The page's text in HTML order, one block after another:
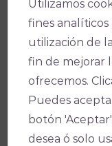
Utilizamos
fines
utilización de
fin de mejorar
ofrecemos.
Puedes
botón
desea ó solo